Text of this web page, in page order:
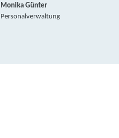
Monika Günter
Personalverwaltung